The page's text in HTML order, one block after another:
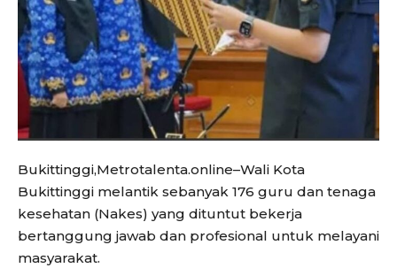
Bukittinggi,Metrotalenta.online–Wali Kota
Bukittinggi melantik sebanyak 176 guru dan tenaga
kesehatan (Nakes) yang dituntut bekerja
bertanggung jawab dan profesional untuk melayani
masyarakat.